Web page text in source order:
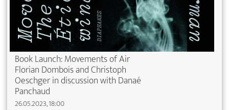
Book Launch: Movements of Air
Florian Dombois and Christoph
Oeschger in discussion with Danaé
Panchaud
26.05.2023, 18:00